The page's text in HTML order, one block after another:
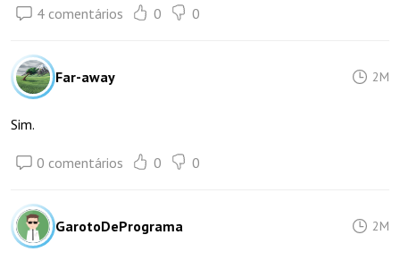
4 comentários 0 0
Far-away 2M
Sim.
0 comentários 0 0
GarotoDePrograma 2M